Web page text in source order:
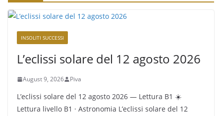
INSOLITI SUCCESSI
L’eclissi solare del 12 agosto 2026
August 9, 2026 Piva
L’eclissi solare del 12 agosto 2026 — Lettura B1 ☀️
Lettura livello B1 · Astronomia L’eclissi solare del 12